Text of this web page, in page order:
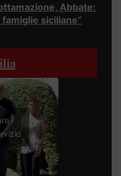
Abbate:
siciliane”
i